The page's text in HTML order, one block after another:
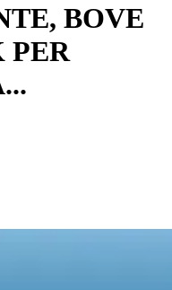
BOVE
PER